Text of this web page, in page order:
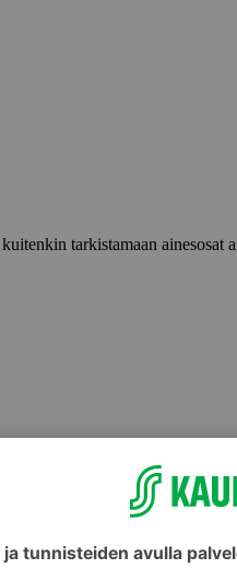
tarkistamaan ainesosat